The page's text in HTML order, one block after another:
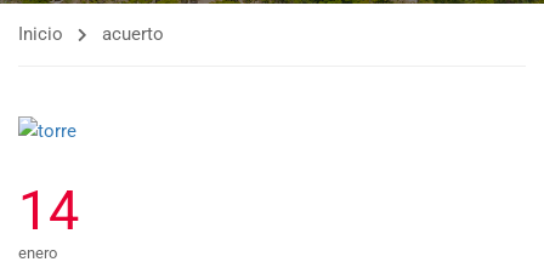
Inicio acuerto
14
enero